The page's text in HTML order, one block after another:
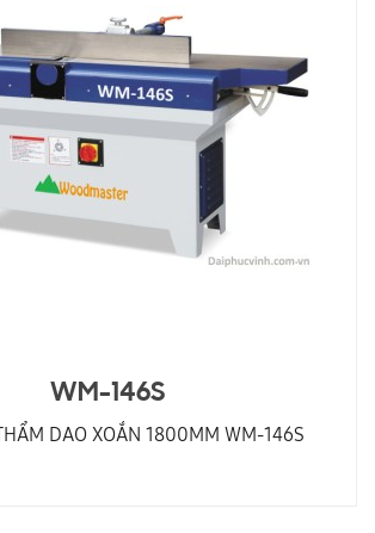
WM-146S
DAO XOẮN 1800MM WM-146S